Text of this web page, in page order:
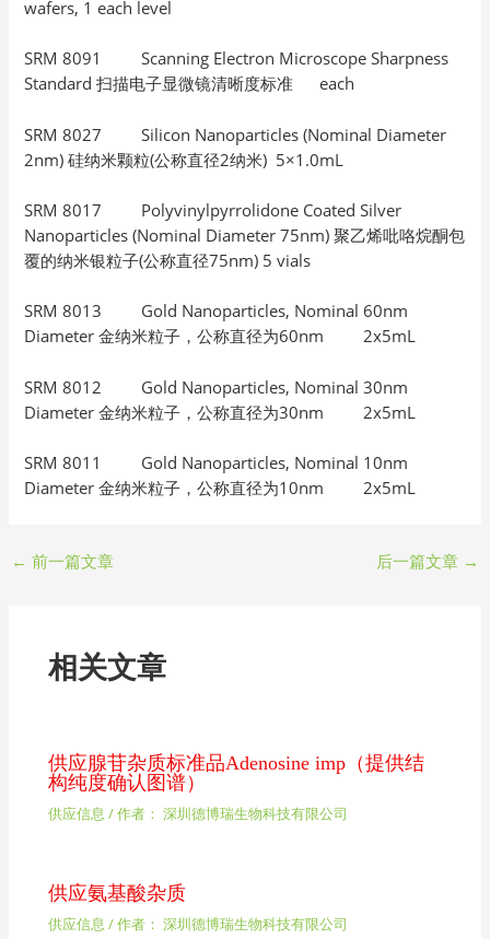
wafers, 1 each level
SRM 8091 Scanning Electron Microscope Sharpness
Standard 扫描电子显微镜清晰度标准 each
SRM 8027 Silicon Nanoparticles (Nominal Diameter
2nm) 硅纳米颗粒(公称直径2纳米) 5×1.0mL
SRM 8017 Polyvinylpyrrolidone Coated Silver
Nanoparticles (Nominal Diameter 75nm) 聚乙烯吡咯烷酮包
覆的纳米银粒子(公称直径75nm) 5 vials
SRM 8013 Gold Nanoparticles, Nominal 60nm
Diameter 金纳米粒子，公称直径为60nm 2x5mL
SRM 8012 Gold Nanoparticles, Nominal 30nm
Diameter 金纳米粒子，公称直径为30nm 2x5mL
SRM 8011 Gold Nanoparticles, Nominal 10nm
Diameter 金纳米粒子，公称直径为10nm 2x5mL
← 前一篇文章 后一篇文章 →
相关文章
供应腺苷杂质标准品Adenosine imp（提供结
构纯度确认图谱）
供应信息 / 作者： 深圳德博瑞生物科技有限公司
供应氨基酸杂质
供应信息 / 作者： 深圳德博瑞生物科技有限公司